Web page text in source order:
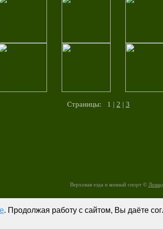
Страницы: 1 | 2 | 3
Верховая езда и конный спорт ©
. Продолжая работу с сайтом, Вы даёте